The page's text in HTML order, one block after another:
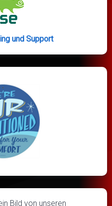
und Support
Bild von unseren